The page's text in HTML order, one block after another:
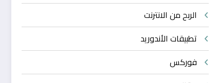
الربح من الانترنت
تطبيقات الأندوريد
فوركس